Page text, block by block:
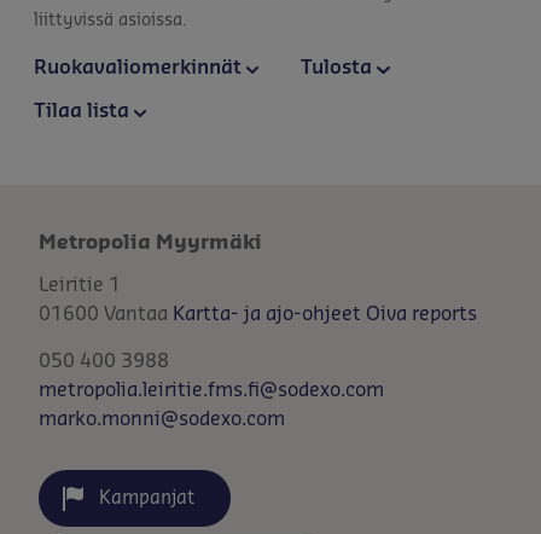
liittyvissä asioissa.
Ruokavaliomerkinnät Tulosta
Tilaa lista
Metropolia Myyrmäki
Leiritie 1
01600 Vantaa Kartta- ja ajo-ohjeet Oiva reports
050 400 3988
metropolia.leiritie.fms.fi@sodexo.com
marko.monni@sodexo.com
Kampanjat